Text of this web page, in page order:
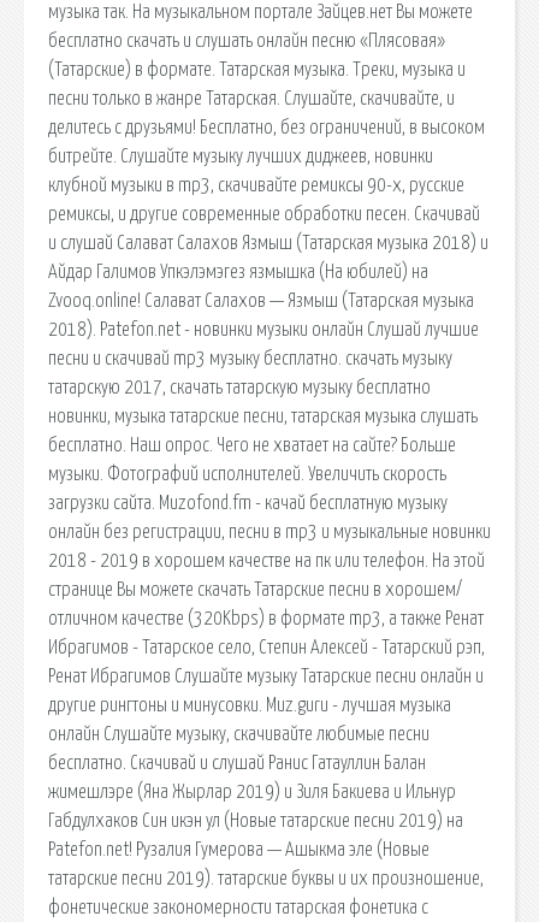
музыка так. На музыкальном портале Зайцев.нет Вы можете
бесплатно скачать и слушать онлайн песню «Плясовая»
(Татарские) в формате. Татарская музыка. Треки, музыка и
песни только в жанре Татарская. Слушайте, скачивайте, и
делитесь с друзьями! Бесплатно, без ограничений, в высоком
битрейте. Слушайте музыку лучших диджеев, новинки
клубной музыки в mp3, скачивайте ремиксы 90-х, русские
ремиксы, и другие современные обработки песен. Скачивай
и слушай Салават Салахов Язмыш (Татарская музыка 2018) и
Айдар Галимов Упкэлэмэгез язмышка (На юбилей) на
Zvooq.online! Салават Салахов — Язмыш (Татарская музыка
2018). Patefon.net - новинки музыки онлайн Слушай лучшие
песни и скачивай mp3 музыку бесплатно. скачать музыку
татарскую 2017, скачать татарскую музыку бесплатно
новинки, музыка татарские песни, татарская музыка слушать
бесплатно. Наш опрос. Чего не хватает на сайте? Больше
музыки. Фотографий исполнителей. Увеличить скорость
загрузки сайта. Muzofond.fm - качай бесплатную музыку
онлайн без регистрации, песни в mp3 и музыкальные новинки
2018 - 2019 в хорошем качестве на пк или телефон. На этой
странице Вы можете скачать Татарские песни в хорошем/
отличном качестве (320Kbps) в формате mp3, а также Ренат
Ибрагимов - Татарское село, Степин Алексей - Татарский рэп,
Ренат Ибрагимов Слушайте музыку Татарские песни онлайн и
другие рингтоны и минусовки. Muz.guru - лучшая музыка
онлайн Слушайте музыку, скачивайте любимые песни
бесплатно. Скачивай и слушай Ранис Гатауллин Балан
жимешлэре (Яна Жырлар 2019) и Зиля Бакиева и Ильнур
Габдулхаков Син икэн ул (Новые татарские песни 2019) на
Patefon.net! Рузалия Гумерова — Ашыкма эле (Новые
татарские песни 2019). татарские буквы и их произношение,
фонетические закономерности татарская фонетика с